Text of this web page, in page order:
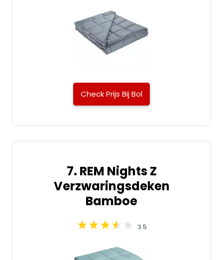
Check Prijs Bij Bol
7. REM Nights Z
Verzwaringsdeken
Bamboe
3.5